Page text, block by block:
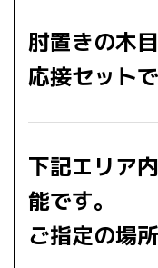
肘置きの木
応接セットで
下記エリア
能です。
ご指定の場